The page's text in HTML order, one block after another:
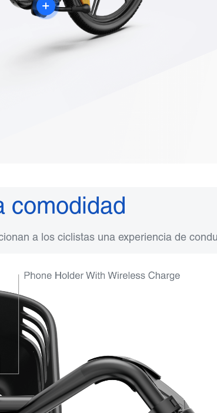
comodidad
a los ciclistas una experiencia de